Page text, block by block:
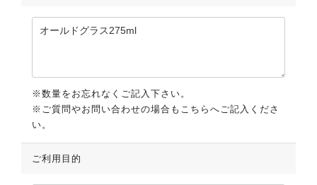
※数量をお忘れなくご記入下さい。
※ご質問やお問い合わせの場合もこちらへご記入くださ
い。
ご利用目的